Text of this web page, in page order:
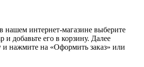
нашем интернет-магазине выберите
и добавьте его в корзину. Далее
и нажмите на «Оформить заказ» или